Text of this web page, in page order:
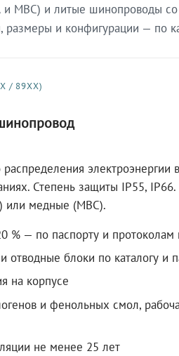
и МВС) и литые шинопроводы
и конфигурации — по
/ 89XX)
распределения
Степень защиты IP55,
или медные (МВС).
% — по паспорту и протоколам
отводные блоки по каталогу и
на корпусе
и фенольных смол,
не менее 25 лет